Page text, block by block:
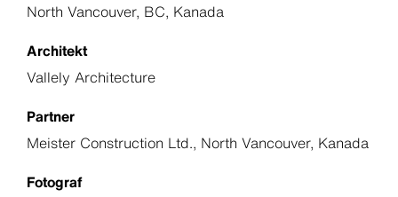
North Vancouver, BC, Kanada
Architekt
Vallely Architecture
Partner
Meister Construction Ltd., North Vancouver, Kanada
Fotograf